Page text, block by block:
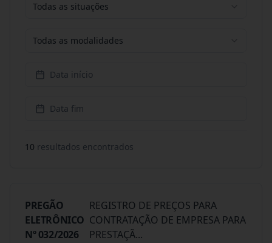
Todas as situações
Todas as modalidades
Data início
Data fim
10 resultados encontrados
PREGÃO
ELETRÔNICO
Nº 032/2026
REGISTRO DE PREÇOS PARA
CONTRATAÇÃO DE EMPRESA PARA
PRESTAÇÃ...